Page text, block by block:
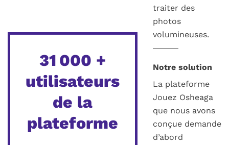
31 000 +
utilisateurs
de la
plateforme
traiter des
photos
volumineuses.
Notre solution
La plateforme
Jouez Osheaga
que nous avons
conçue demande
d’abord